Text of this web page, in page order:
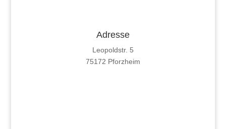
Adresse
Leopoldstr. 5
75172 Pforzheim